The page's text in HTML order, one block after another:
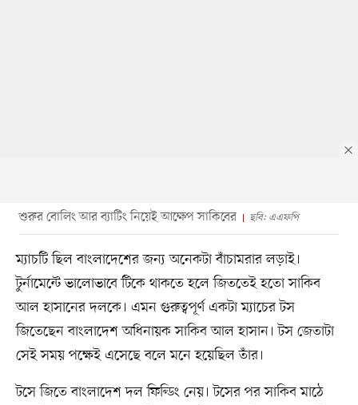
শুরুর বোলিং আর ব্যাটিং নিয়েই আক্ষেপ সাকিবের ছবি: এএফপি
ম্যাচটি ছিল বাংলাদেশের জন্য অনেকটা বাঁচামরার লড়াই।
টুর্নামেন্টে ভালোভাবে টিকে থাকতে হলে জিততেই হতো সাকিব
আল হাসানের দলকে। এমন গুরুত্বপূর্ণ একটা ম্যাচের টস
জিতেছেন বাংলাদেশ অধিনায়ক সাকিব আল হাসান। টস জেতাটা
সেই সময় পক্ষেই এসেছে বলে মনে হয়েছিল তাঁর।
টসে জিতে বাংলাদেশ দল ফিল্ডিং নেয়। টসের পর সাকিব মাঠে